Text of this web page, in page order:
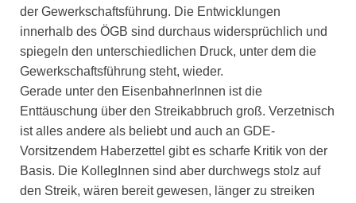
der Gewerkschaftsführung. Die Entwicklungen
innerhalb des ÖGB sind durchaus widersprüchlich und
spiegeln den unterschiedlichen Druck, unter dem die
Gewerkschaftsführung steht, wieder.
Gerade unter den EisenbahnerInnen ist die
Enttäuschung über den Streikabbruch groß. Verzetnisch
ist alles andere als beliebt und auch an GDE-
Vorsitzendem Haberzettel gibt es scharfe Kritik von der
Basis. Die KollegInnen sind aber durchwegs stolz auf
den Streik, wären bereit gewesen, länger zu streiken